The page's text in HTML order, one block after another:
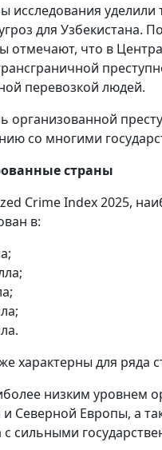
исследования уделили
для Узбекистана.
отмечают, что в
перевозкой людей.
со многими
страны
Crime Index 2025,
в:
характерны для
низким уровнем
Северной Европы, а
с сильными